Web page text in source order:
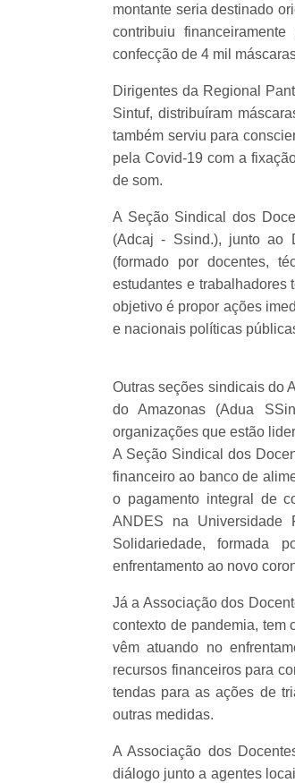
montante seria destinado
contribuiu
confecção de 4 mil
Dirigentes da Regional
Sintuf, distribuíram
também serviu para
pela Covid-19 com a
de som.
A Seção Sindical dos
(Adcaj - Ssind.), junto ao
(formado por docentes,
estudantes e trabalhadores
objetivo é propor ações
e nacionais políticas
Outras seções sindicais do
do Amazonas (Adua
organizações que estão
A Seção Sindical dos
financeiro ao banco de
o pagamento integral de
ANDES na
Solidariedade, formada
enfrentamento ao novo
Já a Associação dos
contexto de pandemia, tem
vêm atuando no
recursos financeiros para
tendas para as ações de
outras medidas.
A Associação dos
diálogo junto a agentes